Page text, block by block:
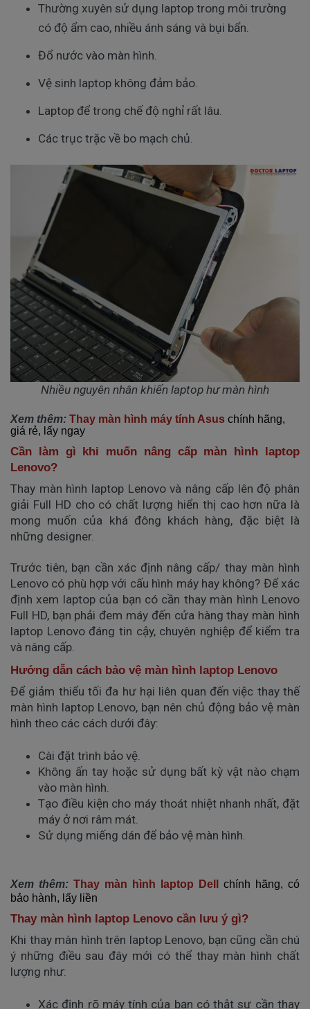
Thường xuyên sử dụng laptop trong môi trường
có độ ẩm cao, nhiều ánh sáng và bụi bẩn.
Đổ nước vào màn hình.
Vệ sinh laptop không đảm bảo.
Laptop để trong chế độ nghỉ rất lâu.
Các trục trặc về bo mạch chủ.
Nhiều nguyên nhân khiến laptop hư màn hình
Xem thêm: Thay màn hình máy tính Asus chính hãng,
giá rẻ, lấy ngay
Cần làm gì khi muốn nâng cấp màn hình laptop
Lenovo?
Thay màn hình laptop Lenovo và nâng cấp lên độ phân
giải Full HD cho có chất lượng hiển thị cao hơn nữa là
mong muốn của khá đông khách hàng, đặc biệt là
những designer.
Trước tiên, bạn cần xác định nâng cấp/ thay màn hình
Lenovo có phù hợp với cấu hình máy hay không? Để xác
định xem laptop của bạn có cần thay màn hình Lenovo
Full HD, bạn phải đem máy đến cửa hàng thay màn hình
laptop Lenovo đáng tin cậy, chuyên nghiệp để kiểm tra
và nâng cấp.
Hướng dẫn cách bảo vệ màn hình laptop Lenovo
Để giảm thiểu tối đa hư hại liên quan đến việc thay thế
màn hình laptop Lenovo, bạn nên chủ động bảo vệ màn
hình theo các cách dưới đây:
Cài đặt trình bảo vệ.
Không ấn tay hoặc sử dụng bất kỳ vật nào chạm
vào màn hình.
Tạo điều kiện cho máy thoát nhiệt nhanh nhất, đặt
máy ở nơi râm mát.
Sử dụng miếng dán để bảo vệ màn hình.
Xem thêm: Thay màn hình laptop Dell chính hãng, có
bảo hành, lấy liền
Thay màn hình laptop Lenovo cần lưu ý gì?
Khi thay màn hình trên laptop Lenovo, bạn cũng cần chú
ý những điều sau đây mới có thể thay màn hình chất
lượng như:
Xác định rõ máy tính của bạn có thật sự cần thay